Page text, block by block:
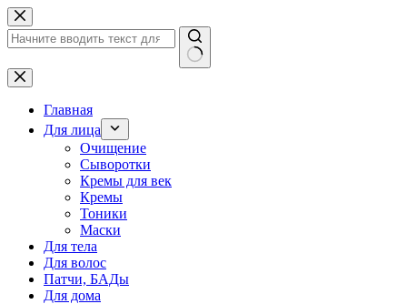
Перейти
к
сути
Ничего
не
найденоГлавная
Для лица
Очищение
Сыворотки
Кремы для век
Кремы
Тоники
Маски
Для тела
Для волос
Патчи, БАДы
Для дома